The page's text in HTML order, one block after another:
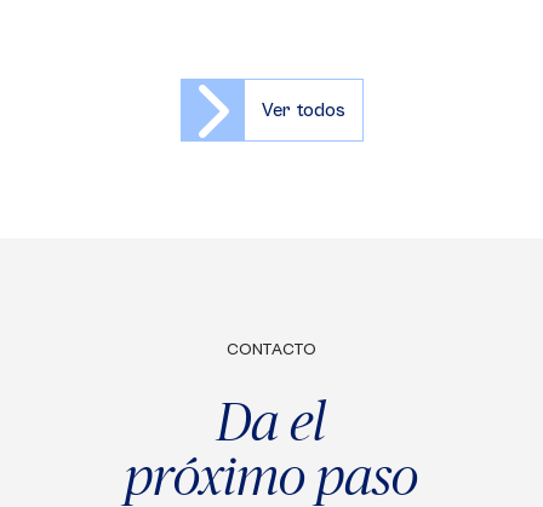
Ver todos
CONTACTO
Da el
próximo paso